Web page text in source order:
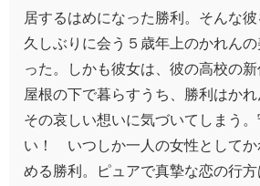
居するはめになった勝利。そんな彼
久しぶりに会う５歳年上のかれん
った。しかも彼女は、彼の高校の
屋根の下で暮らすうち、勝利はかれ
その哀しい想いに気づいてしまう
い！ いつしか一人の女性としてか
める勝利。ピュアで真摯な恋の行方